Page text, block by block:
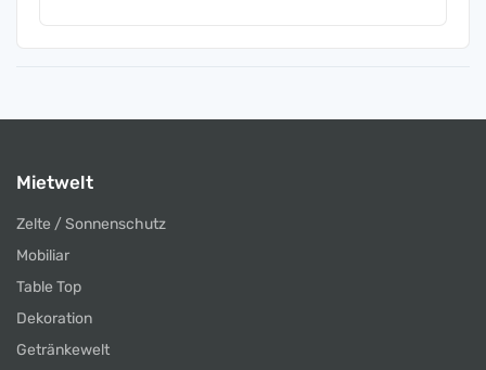
Mietwelt
Zelte / Sonnenschutz
Mobiliar
Table Top
Dekoration
Getränkewelt